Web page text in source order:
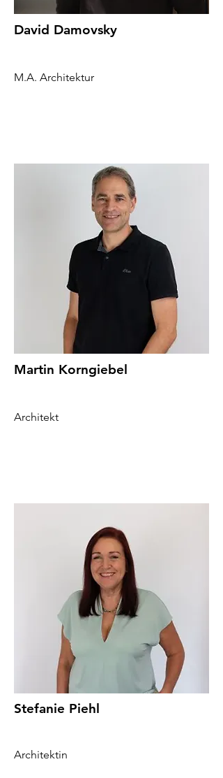
David Damovsky
M.A. Architektur
Martin Korngiebel
Architekt
Stefanie Piehl
Architektin